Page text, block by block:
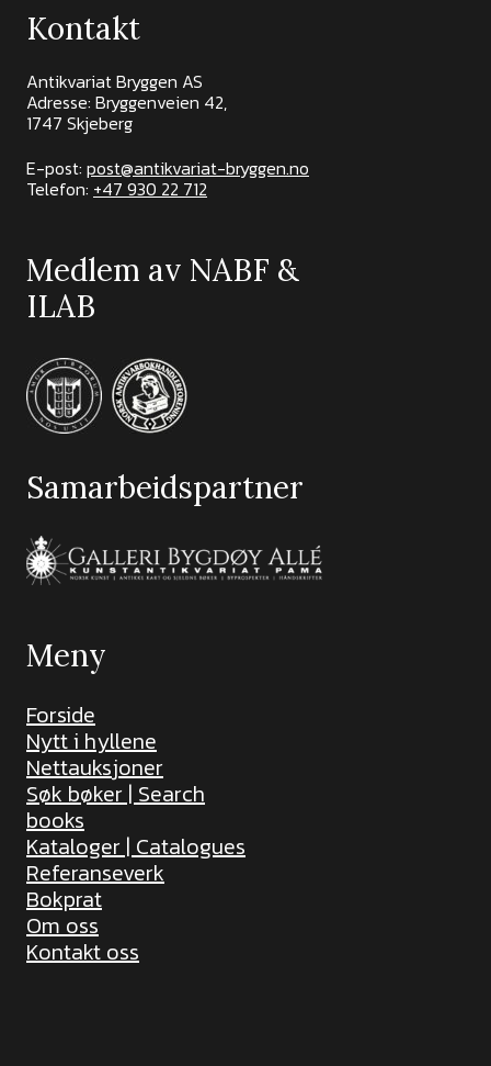
Kontakt
Antikvariat Bryggen AS
Adresse: Bryggenveien 42,
1747 Skjeberg
E-post: post@antikvariat-bryggen.no
Telefon: +47 930 22 712
Medlem av NABF &
ILAB
Samarbeidspartner
Meny
Forside
Nytt i hyllene
Nettauksjoner
Søk bøker | Search
books
Kataloger | Catalogues
Referanseverk
Bokprat
Om oss
Kontakt oss